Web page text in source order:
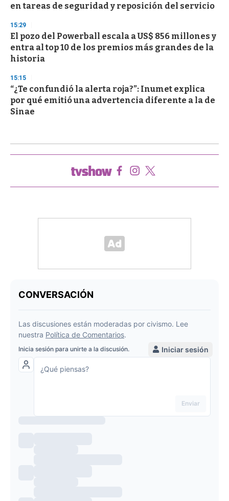
en tareas de seguridad y reposición del servicio
15:29
El pozo del Powerball escala a US$ 856 millones y
entra al top 10 de los premios más grandes de la
historia
15:15
“¿Te confundió la alerta roja?”: Inumet explica
por qué emitió una advertencia diferente a la de
Sinae